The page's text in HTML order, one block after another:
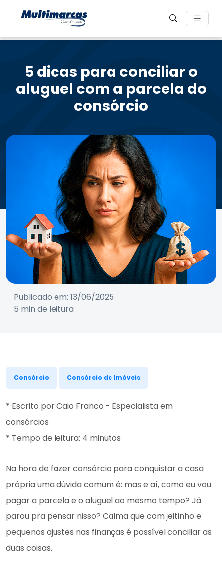
5 dicas para conciliar o
aluguel com a parcela do
consórcio
Publicado em: 13/06/2025
5 min de leitura
Consórcio Consórcio de Imóveis
* Escrito por Caio Franco - Especialista em
consórcios
* Tempo de leitura: 4 minutos
Na hora de fazer consórcio para conquistar a casa
própria uma dúvida comum é: mas e aí, como eu vou
pagar a parcela e o aluguel ao mesmo tempo? Já
parou pra pensar nisso? Calma que com jeitinho e
pequenos ajustes nas finanças é possível conciliar as
duas coisas.